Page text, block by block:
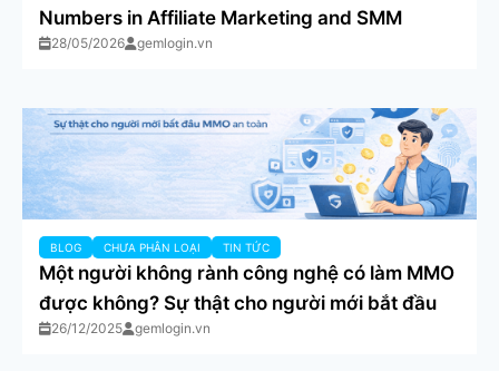
Numbers in Affiliate Marketing and SMM
28/05/2026 gemlogin.vn
BLOG CHƯA PHÂN LOẠI TIN TỨC
Một người không rành công nghệ có làm MMO
được không? Sự thật cho người mới bắt đầu
26/12/2025 gemlogin.vn